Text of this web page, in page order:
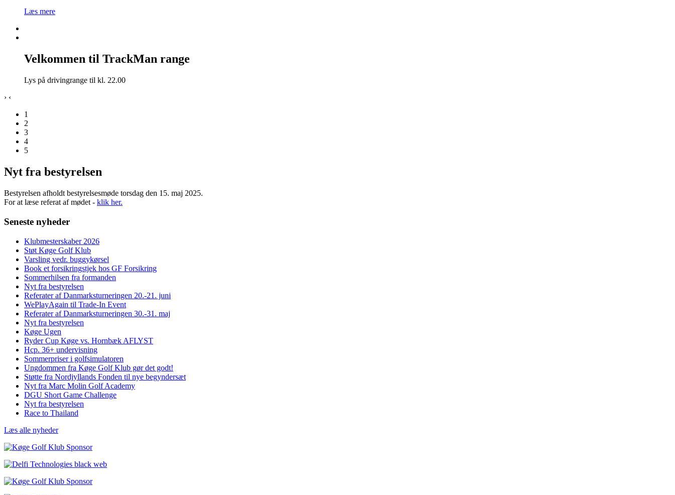
Læs mere
Velkommen til TrackMan range
Lys på drivingrange til kl. 22.00
› ‹
1
2
3
4
5
Nyt fra bestyrelsen
Bestyrelsen afholdt bestyrelsesmøde torsdag den 15. maj 2025.
For at læse referat af mødet - klik her.
Seneste nyheder
Klubmesterskaber 2026
Støt Køge Golf Klub
Varsling vedr. buggykørsel
Book et forsikringstjek hos GF Forsikring
Sommerhilsen fra formanden
Nyt fra bestyrelsen
Referater af Danmarksturneringen 20.-21. juni
WePlayAgain til Trade-In Event
Referater af Danmarksturneringen 30.-31. maj
Nyt fra bestyrelsen
Køge Ugen
Ryder Cup Køge vs. Hornbæk AFLYST
Hcp. 36+ undervisning
Sommerpriser i golfsimulatoren
Ungdommen fra Køge Golf Klub gør det godt!
Støtte fra Nordjyllands Fonden til nye begyndersæt
Nyt fra Marc Molin Golf Academy
DGU Short Game Challenge
Nyt fra bestyrelsen
Race to Thailand
Læs alle nyheder